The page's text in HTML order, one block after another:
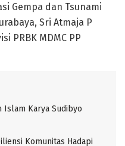
Gempa dan Tsunami
Sri Atmaja P
PRBK MDMC PP
Islam Karya Sudibyo
Komunitas Hadapi